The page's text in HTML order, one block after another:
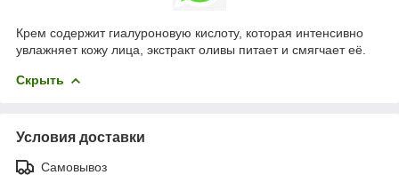
Крем содержит гиалуроновую кислоту, которая интенсивно
увлажняет кожу лица, экстракт оливы питает и смягчает её.
Скрыть
Условия доставки
Самовывоз